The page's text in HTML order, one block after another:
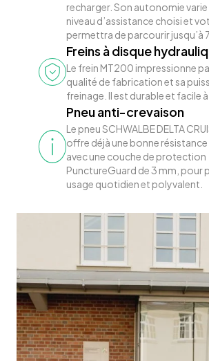
recharger. Son autonomie
niveau d’assistance choisi et
permettra de parcourir jusqu’à
Freins à disque
Le frein MT200 impressionne
qualité de fabrication et sa
freinage. Il est durable et facile
Pneu anti-crevaison
Le pneu SCHWALBE DELTA
offre déjà une bonne résistance
avec une couche de protection
PunctureGuard de 3 mm, pour
usage quotidien et polyvalent.